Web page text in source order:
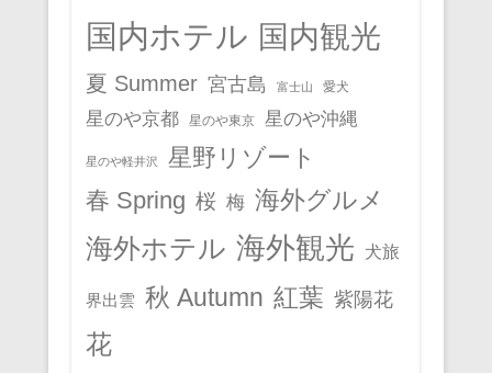
国内ホテル 国内観光
夏 Summer 宮古島 富士山 愛犬
星のや京都 星のや東京 星のや沖縄
星のや軽井沢
星野リゾート
春 Spring 桜 梅 海外グルメ
海外ホテル 海外観光 犬旅
界出雲 秋 Autumn 紅葉 紫陽花
花